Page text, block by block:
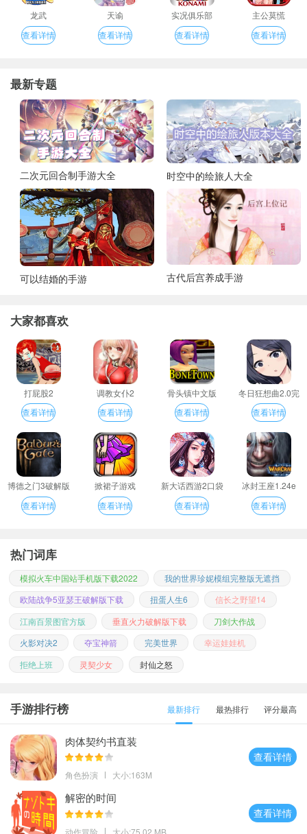
龙武
查看详情
天谕
查看详情
实况俱乐部
查看详情
主公莫慌
查看详情
最新专题
二次元回合制手游大全 时空中的绘旅人大全
可以结婚的手游 古代后宫养成手游
大家都喜欢
打屁股2
查看详情
调教女仆2
查看详情
骨头镇中文版
查看详情
冬日狂想曲2.0完
整汉化版
查看详情
博德之门3破解版
查看详情
掀裙子游戏
查看详情
新大话西游2口袋
版
查看详情
冰封王座1.24e
查看详情
热门词库
模拟火车中国站手机版下载2022
我的世界珍妮模组完整版无遮挡
欧陆战争5亚瑟王破解版下载
扭蛋人生6
信长之野望14
江南百景图官方版
垂直火力破解版下载
刀剑大作战
火影对决2
夺宝神箭 完美世界
幸运娃娃机
拒绝上班
灵契少女 封仙之怒
手游排行榜 最新排行 最热排行 评分最高
肉体契约书直装
角色扮演 大小:163M
查看详情
解密的时间
动作冒险 大小:75.02 MB
查看详情